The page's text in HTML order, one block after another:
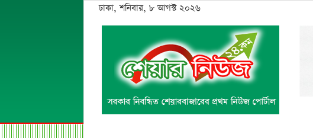
ঢাকা, শনিবার, ৮ আগস্ট ২০২৬